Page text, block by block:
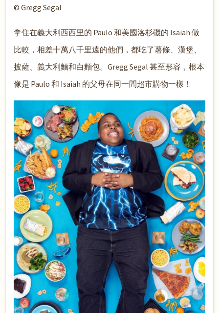
© Gregg Segal
拿住在義大利西西里的 Paulo 和美國洛杉磯的 Isaiah 做
比較，相差十萬八千里遠的他們，都吃了薯條、漢堡、
披薩、義大利麵和白麵包。Gregg Segal 甚至形容，根本
像是 Paulo 和 Isaiah 的父母在同一間超市購物一樣！